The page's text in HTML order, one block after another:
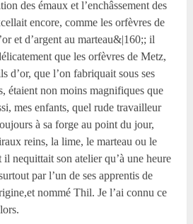
des émaux et l’enchâssement des
encore, comme les orfèvres de
et d’argent au marteau&|160;; il
que les orfèvres de Metz,
d’or, que l’on fabriquait sous ses
étaient non moins magnifiques que
mes enfants, quel rude travailleur
à sa forge au point du jour,
reins, la lime, le marteau ou le
nequittait son atelier qu’à une heure
par l’un de ses apprentis de
nommé Thil. Je l’ai connu ce